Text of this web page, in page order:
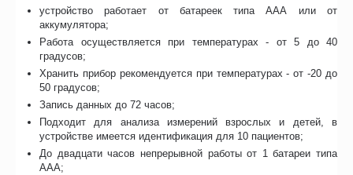
устройство работает от батареек типа ААА или от
аккумулятора;
Работа осуществляется при температурах - от 5 до 40
градусов;
Хранить прибор рекомендуется при температурах - от -20 до
50 градусов;
Запись данных до 72 часов;
Подходит для анализа измерений взрослых и детей, в
устройстве имеется идентификация для 10 пациентов;
До двадцати часов непрерывной работы от 1 батареи типа
ААА;